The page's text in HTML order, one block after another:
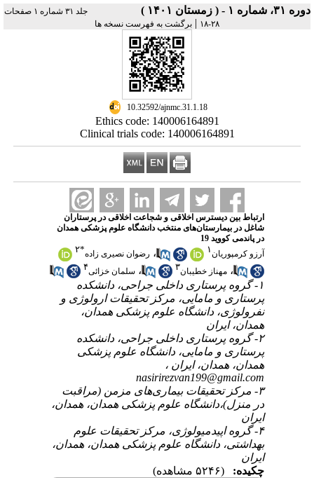
دوره ۳۱، شماره ۱ - ( زمستان ۱۴۰۱ )
جلد ۳۱ شماره ۱ صفحات
۲۸-۱۸
| برگشت به فهرست نسخه ها
‎ 10.32592/ajnmc.31.1.18
Ethics code: 140006164891
Clinical trials code: 140006164891
ارتباط بین دیسترس اخلاقی و شجاعت اخلاقی در پرستاران
شاغل در بیمارستان‌های منتخب دانشگاه علوم پزشکی همدان
در پاندمی کووید 19
آرزو کرمپوریان۱ ، رضوان نصیری زاده*۲
، مهناز خطیبان۳ ، سلمان خزائی۴
۱- گروه پرستاری داخلی جراحی، دانشکده
پرستاری و مامایی، مرکز تحقیقات ارولوژی و
نفرولوژی، دانشگاه علوم پزشکی همدان،
همدان، ایران
۲- گروه پرستاری داخلی جراحی، دانشکده
پرستاری و مامایی، دانشگاه علوم پزشکی
همدان، همدان، ایران ،
nasirirezvan199@gmail.com
۳- مرکز تحقیقات بیماری‌های مزمن (مراقبت
در منزل)،دانشگاه علوم پزشکی همدان، همدان،
ایران
۴- گروه اپیدمیولوژی، مرکز تحقیقات علوم
بهداشتی، دانشگاه علوم پزشکی همدان، همدان،
ایران
چکیده:
(۵۲۴۶ مشاهده)